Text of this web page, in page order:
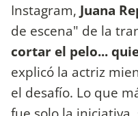
Instagram, Juana
de escena" de la
cortar el pelo...
explicó la actriz
el desafío. Lo que